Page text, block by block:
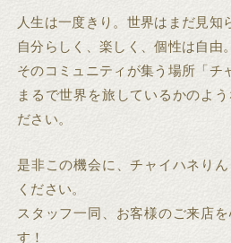
人生は一度きり。世界はまだ見知
自分らしく、楽しく、個性は自由。
そのコミュニティが集う場所「チ
まるで世界を旅しているかのよ
ださい。
是非この機会に、チャイハネり
ください。
スタッフ一同、お客様のご来店
す！